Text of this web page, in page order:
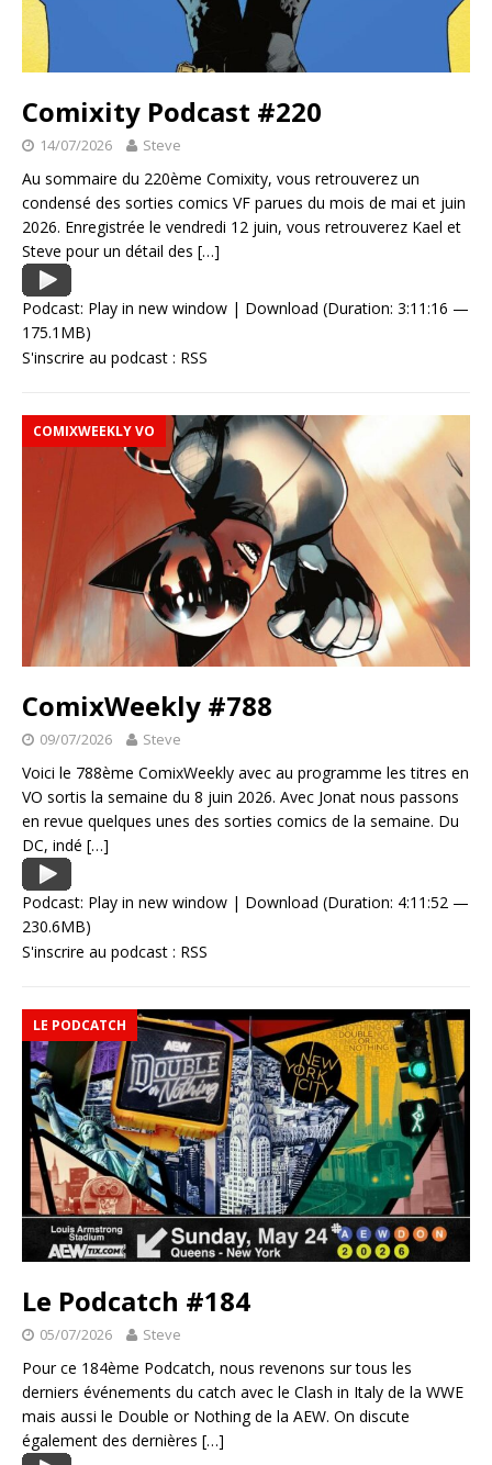
Comixity Podcast #220
14/07/2026 Steve
Au sommaire du 220ème Comixity, vous retrouverez un
condensé des sorties comics VF parues du mois de mai et juin
2026. Enregistrée le vendredi 12 juin, vous retrouverez Kael et
Steve pour un détail des […]
Podcast: Play in new window | Download (Duration: 3:11:16 —
175.1MB)
S'inscrire au podcast : RSS
COMIXWEEKLY VO
ComixWeekly #788
09/07/2026 Steve
Voici le 788ème ComixWeekly avec au programme les titres en
VO sortis la semaine du 8 juin 2026. Avec Jonat nous passons
en revue quelques unes des sorties comics de la semaine. Du
DC, indé […]
Podcast: Play in new window | Download (Duration: 4:11:52 —
230.6MB)
S'inscrire au podcast : RSS
LE PODCATCH
Le Podcatch #184
05/07/2026 Steve
Pour ce 184ème Podcatch, nous revenons sur tous les
derniers événements du catch avec le Clash in Italy de la WWE
mais aussi le Double or Nothing de la AEW. On discute
également des dernières […]